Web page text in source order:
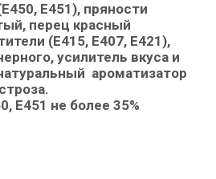
Е451), пряности
перец красный
(Е415, Е407, Е421),
усилитель вкуса и
ароматизатор
Е451 не более 35%